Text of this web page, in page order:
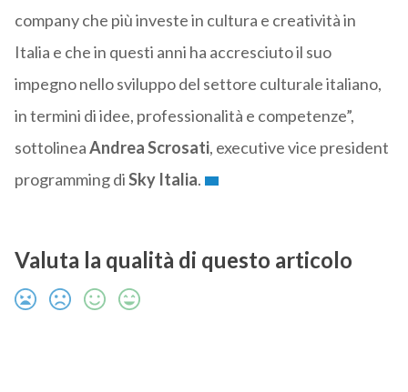
company che più investe in cultura e creatività in
Italia e che in questi anni ha accresciuto il suo
impegno nello sviluppo del settore culturale italiano,
in termini di idee, professionalità e competenze”,
sottolineaAndrea Scrosati, executive vice president
programming diSky Italia.
Valuta la qualità di questo articolo